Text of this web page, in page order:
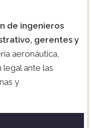
de ingenieros
gerentes y
aeronáutica,
ante las
y